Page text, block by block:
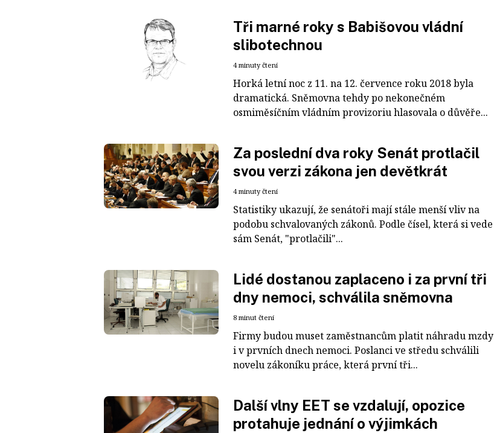
Tři marné roky s Babišovou vládní
slibotechnou
4 minuty čtení
Horká letní noc z 11. na 12. července roku 2018 byla
dramatická. Sněmovna tehdy po nekonečném
osmiměsíčním vládním provizoriu hlasovala o důvěře...
Za poslední dva roky Senát protlačil
svou verzi zákona jen devětkrát
4 minuty čtení
Statistiky ukazují, že senátoři mají stále menší vliv na
podobu schvalovaných zákonů. Podle čísel, která si vede
sám Senát, "protlačili"...
Lidé dostanou zaplaceno i za první tři
dny nemoci, schválila sněmovna
8 minut čtení
Firmy budou muset zaměstnancům platit náhradu mzdy
i v prvních dnech nemoci. Poslanci ve středu schválili
novelu zákoníku práce, která první tři...
Další vlny EET se vzdalují, opozice
protahuje jednání o výjimkách